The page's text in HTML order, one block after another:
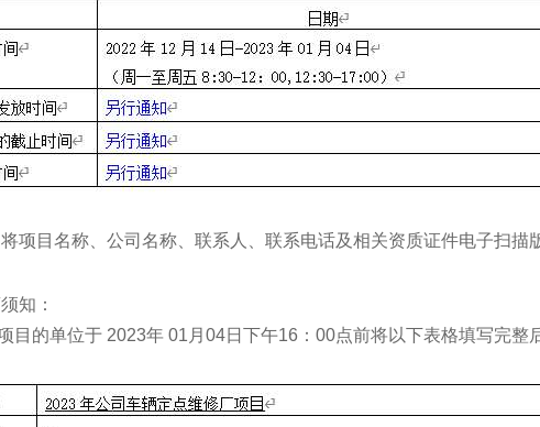
项目名称、公司名称、联系人、联系电话及相关资质证件电子扫描
知：
目的单位于 2023年 01月04日下午16：00点前将以下表格填写完